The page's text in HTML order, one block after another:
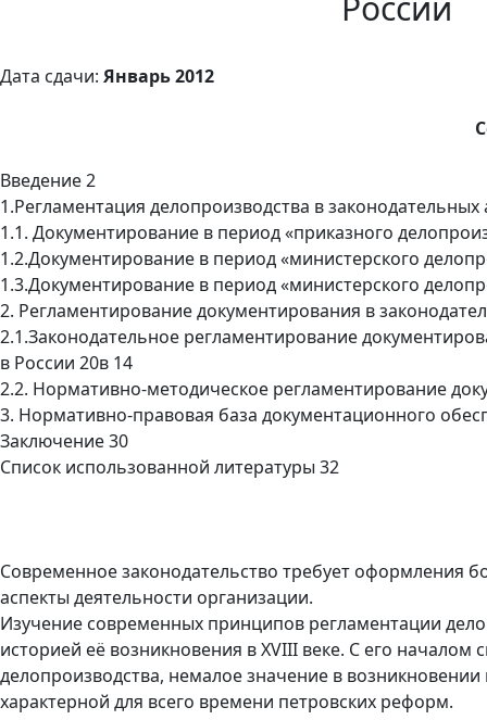
Дата сдачи: Январь 2012
Введение 2
1.Регламентация делопроизводства в
1.1. Документирование в период «приказного
1.2.Документирование в период «министерского
1.3.Документирование в период «министерского
2. Регламентирование документирования в
2.1.Законодательное регламентирование
в России 20в 14
2.2. Нормативно-методическое регламентирование
3. Нормативно-правовая база документационного
Заключение 30
Список использованной литературы 32
Современное законодательство требует оформления
аспекты деятельности организации.
Изучение современных принципов регламентации
историей её возникновения в XVIII веке. С его
делопроизводства, немалое значение в
характерной для всего времени петровских реформ.